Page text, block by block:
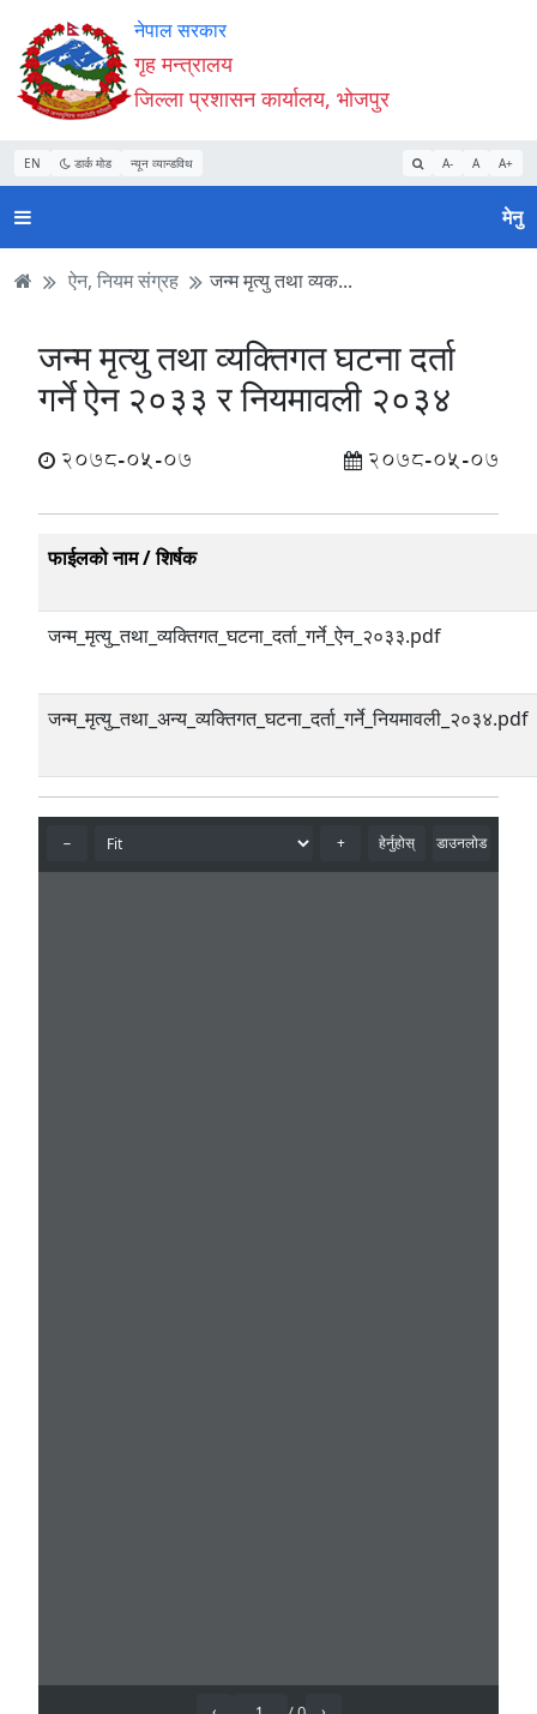
Accessibility
Mode
सुरु
गर्नुहोस्
सामाग्री
पढ्नुहाेस्
नेभिगेसन
पढ्नुहाेस्
वेबसाइट
खोजमा
जानुहोस्
नेपाल सरकार
गृह मन्त्रालय
जिल्ला प्रशासन कार्यालय, भोजपुर
EN डार्क मोड न्यून व्यान्डविथ A- A A+
मेनु
ऐन, नियम संग्रह जन्म मृत्यु तथा व्यक...
जन्म मृत्यु तथा व्यक्तिगत घटना दर्ता
गर्ने ऐन २०३३ र नियमावली २०३४
2078-05-07 2078-05-07
फाईलको नाम / शिर्षक
जन्म_मृत्यु_तथा_व्यक्तिगत_घटना_दर्ता_गर्ने_ऐन_२०३३.pdf
जन्म_मृत्यु_तथा_अन्य_व्यक्तिगत_घटना_दर्ता_गर्ने_नियमावली_२०३४.pdf